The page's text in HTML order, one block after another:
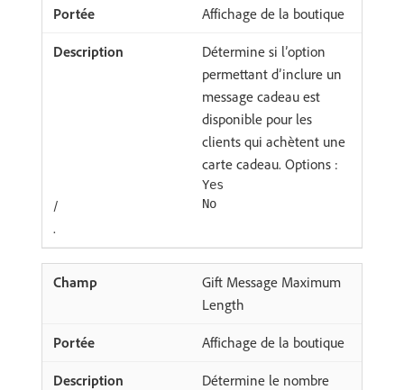
Affichage de la boutique
Détermine si l’option
permettant d’inclure un
message cadeau est
disponible pour les
clients qui achètent une
carte cadeau. Options :
Yes
/ No
.
Gift Message Maximum
Length
Affichage de la boutique
Détermine le nombre